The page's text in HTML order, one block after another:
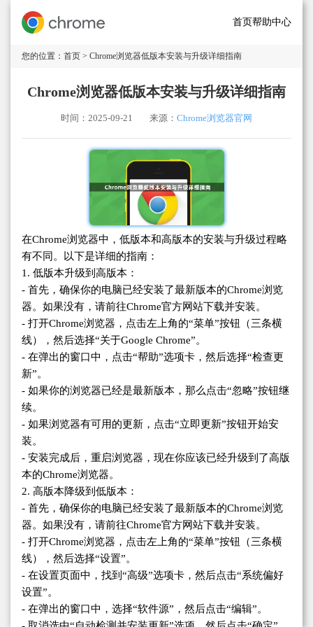
首页帮助中心
您的位置： 首页 > Chrome浏览器低版本安装与升级详细指南
Chrome浏览器低版本安装与升级详细指南
时间：2025-09-21 来源： Chrome浏览器官网
在Chrome浏览器中，低版本和高版本的安装与升级过程略
有不同。以下是详细的指南：
1. 低版本升级到高版本：
- 首先，确保你的电脑已经安装了最新版本的Chrome浏览
器。如果没有，请前往Chrome官方网站下载并安装。
- 打开Chrome浏览器，点击左上角的“菜单”按钮（三条横
线），然后选择“关于Google Chrome”。
- 在弹出的窗口中，点击“帮助”选项卡，然后选择“检查更
新”。
- 如果你的浏览器已经是最新版本，那么点击“忽略”按钮继
续。
- 如果浏览器有可用的更新，点击“立即更新”按钮开始安
装。
- 安装完成后，重启浏览器，现在你应该已经升级到了高版
本的Chrome浏览器。
2. 高版本降级到低版本：
- 首先，确保你的电脑已经安装了最新版本的Chrome浏览
器。如果没有，请前往Chrome官方网站下载并安装。
- 打开Chrome浏览器，点击左上角的“菜单”按钮（三条横
线），然后选择“设置”。
- 在设置页面中，找到“高级”选项卡，然后点击“系统偏好
设置”。
- 在弹出的窗口中，选择“软件源”，然后点击“编辑”。